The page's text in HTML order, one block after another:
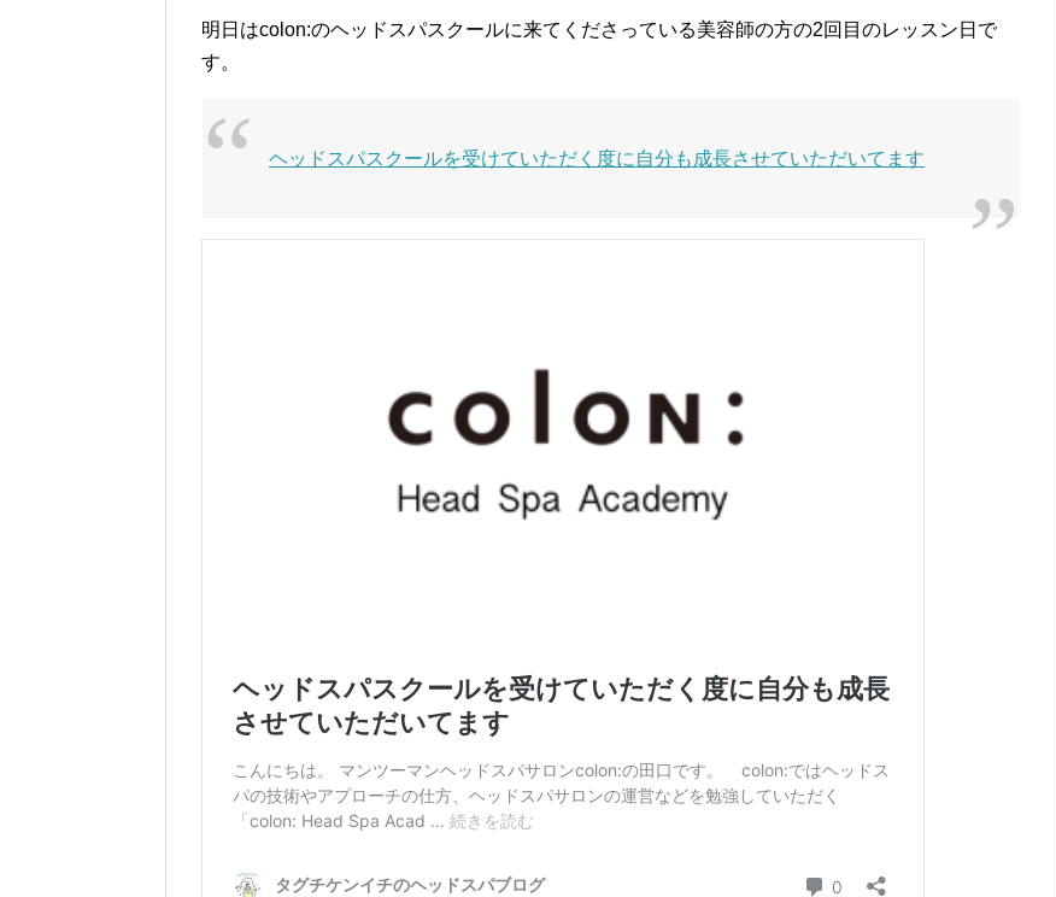
明日はcolon:のヘッドスパスクールに来てくださっている美容師の方の2回目のレッスン日で
す。
ヘッドスパスクールを受けていただく度に自分も成長させていただいてます